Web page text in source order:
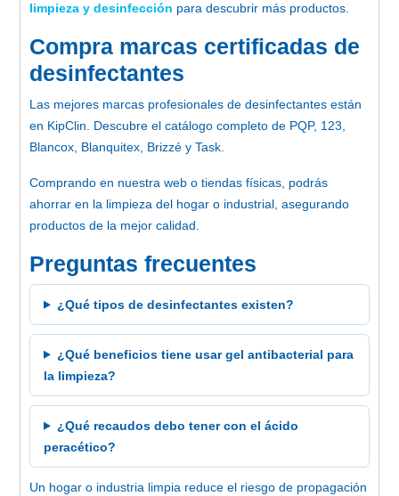
limpieza y desinfección para descubrir más productos.
Compra marcas certificadas de
desinfectantes
Las mejores marcas profesionales de desinfectantes están
en KipClin. Descubre el catálogo completo de PQP, 123,
Blancox, Blanquitex, Brizzé y Task.
Comprando en nuestra web o tiendas físicas, podrás
ahorrar en la limpieza del hogar o industrial, asegurando
productos de la mejor calidad.
Preguntas frecuentes
¿Qué tipos de desinfectantes existen?
¿Qué beneficios tiene usar gel antibacterial para
la limpieza?
¿Qué recaudos debo tener con el ácido
peracético?
Un hogar o industria limpia reduce el riesgo de propagación